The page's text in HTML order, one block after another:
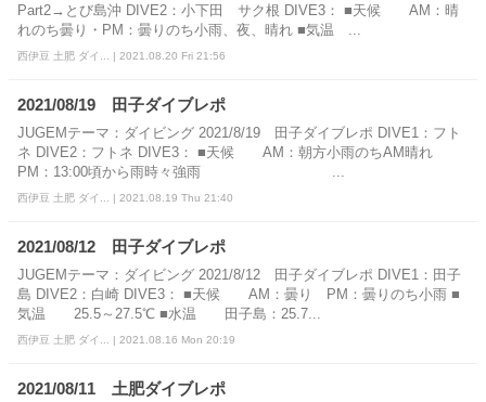
Part2→とび島沖 DIVE2：小下田 サク根 DIVE3： ■天候 AM：晴
れのち曇り・PM：曇りのち小雨、夜、晴れ ■気温 ...
西伊豆 土肥 ダイ... | 2021.08.20 Fri 21:56
2021/08/19 田子ダイブレポ
JUGEMテーマ：ダイビング 2021/8/19 田子ダイブレポ DIVE1：フト
ネ DIVE2：フトネ DIVE3： ■天候 AM：朝方小雨のちAM晴れ
PM：13:00頃から雨時々強雨 ...
西伊豆 土肥 ダイ... | 2021.08.19 Thu 21:40
2021/08/12 田子ダイブレポ
JUGEMテーマ：ダイビング 2021/8/12 田子ダイブレポ DIVE1：田子
島 DIVE2：白崎 DIVE3： ■天候 AM：曇り PM：曇りのち小雨 ■
気温 25.5～27.5℃ ■水温 田子島：25.7...
西伊豆 土肥 ダイ... | 2021.08.16 Mon 20:19
2021/08/11 土肥ダイブレポ